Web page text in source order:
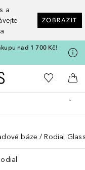
a
ZOBRAZIT
nad 1 700 Kč!
Domů K mému
Do
báze Rodial